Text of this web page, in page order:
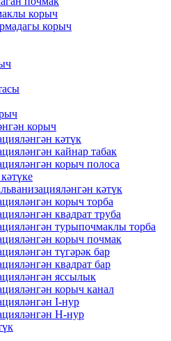
корыч
корыч
корыч
кәтүк
кайнар табак
корыч полоса
кәтүк
корыч торба
квадрат труба
турыпочмаклы торба
корыч почмак
түгәрәк бар
квадрат бар
яссылык
корыч канал
I-нур
H-нур